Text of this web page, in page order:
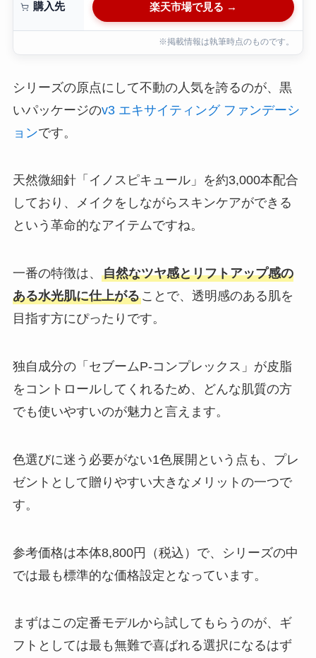
購入先 楽天市場で見る →
※掲載情報は執筆時点のものです。
シリーズの原点にして不動の人気を誇るのが、黒
いパッケージのv3 エキサイティング ファンデーシ
ョンです。
天然微細針「イノスピキュール」を約3,000本配合
しており、メイクをしながらスキンケアができる
という革命的なアイテムですね。
一番の特徴は、 自然なツヤ感とリフトアップ感の
ある水光肌に仕上がることで、透明感のある肌を
目指す方にぴったりです。
独自成分の「セブームP-コンプレックス」が皮脂
をコントロールしてくれるため、どんな肌質の方
でも使いやすいのが魅力と言えます。
色選びに迷う必要がない1色展開という点も、プレ
ゼントとして贈りやすい大きなメリットの一つで
す。
参考価格は本体8,800円（税込）で、シリーズの中
では最も標準的な価格設定となっています。
まずはこの定番モデルから試してもらうのが、ギ
フトとしては最も無難で喜ばれる選択になるはず